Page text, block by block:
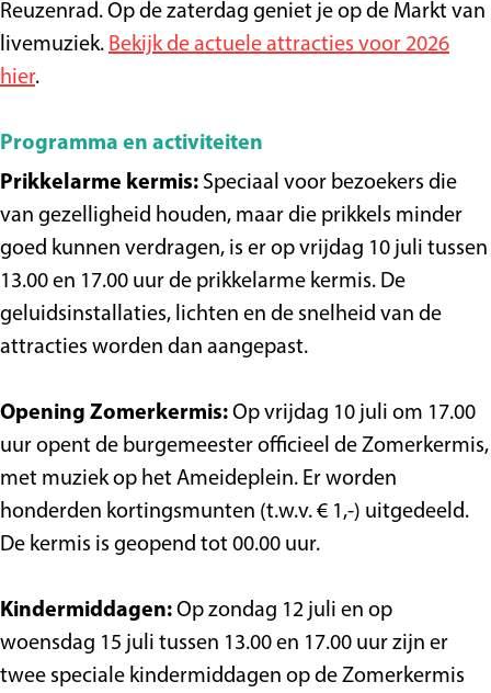
Reuzenrad. Op de zaterdag geniet je op de Markt van
livemuziek. Bekijk de actuele attracties voor 2026
hier.
Programma en activiteiten
Prikkelarme kermis: Speciaal voor bezoekers die
van gezelligheid houden, maar die prikkels minder
goed kunnen verdragen, is er op vrijdag 10 juli tussen
13.00 en 17.00 uur de prikkelarme kermis. De
geluidsinstallaties, lichten en de snelheid van de
attracties worden dan aangepast.
Opening Zomerkermis: Op vrijdag 10 juli om 17.00
uur opent de burgemeester officieel de Zomerkermis,
met muziek op het Ameideplein. Er worden
honderden kortingsmunten (t.w.v. € 1,-) uitgedeeld.
De kermis is geopend tot 00.00 uur.
Kindermiddagen: Op zondag 12 juli en op
woensdag 15 juli tussen 13.00 en 17.00 uur zijn er
twee speciale kindermiddagen op de Zomerkermis